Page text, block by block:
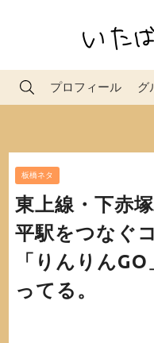
プロフィール グ
板橋ネタ
東上線・下赤
平駅をつなぐ
「りんりん
ってる。